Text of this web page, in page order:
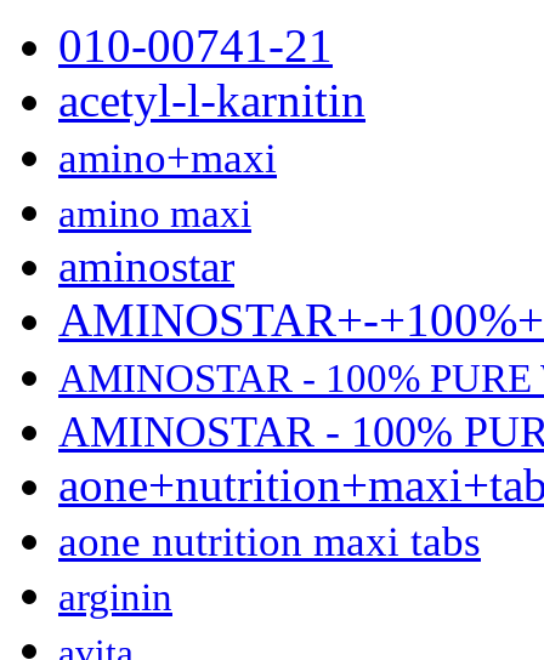
010-00741-21
acetyl-l-karnitin
amino+maxi
amino maxi
aminostar
AMINOSTAR+-
AMINOSTAR - 100%
AMINOSTAR - 100%
aone nutrition maxi tabs
arginin